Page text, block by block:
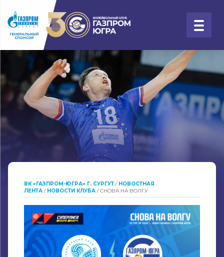
ВК «ГАЗПРОМ-ЮГРА» Г. СУРГУТ / НОВОСТНАЯ
ЛЕНТА / НОВОСТИ КЛУБА /СНОВА НА ВОЛГУ